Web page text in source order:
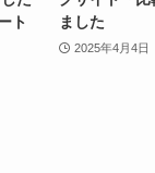
ト
ました
2025年4月4日